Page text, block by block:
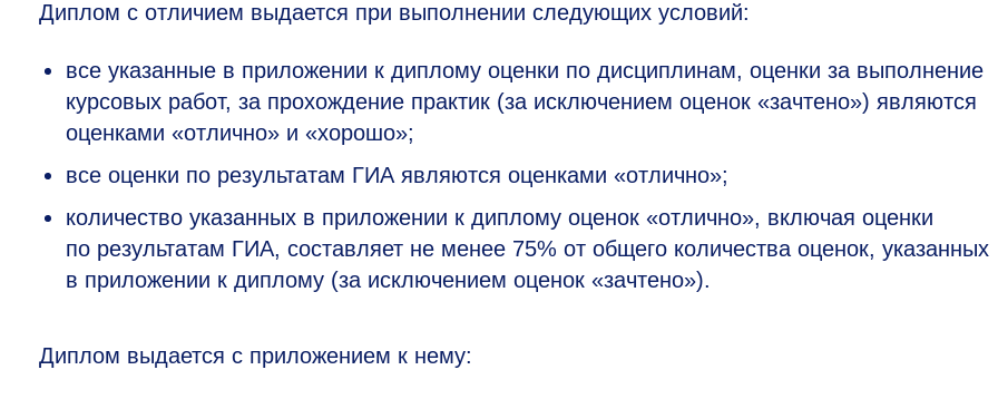
Диплом с отличием выдается при выполнении следующих условий:
все указанные в приложении к диплому оценки по дисциплинам, оценки за выполнение
курсовых работ, за прохождение практик (за исключением оценок «зачтено») являются
оценками «отлично» и «хорошо»;
все оценки по результатам ГИА являются оценками «отлично»;
количество указанных в приложении к диплому оценок «отлично», включая оценки
по результатам ГИА, составляет не менее 75% от общего количества оценок, указанных
в приложении к диплому (за исключением оценок «зачтено»).
Диплом выдается с приложением к нему: